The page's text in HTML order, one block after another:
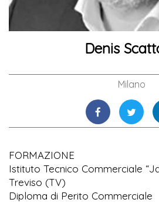
Denis
Milano
FORMAZIONE
Istituto Tecnico Commerciale
Treviso (TV)
Diploma di Perito Commerciale